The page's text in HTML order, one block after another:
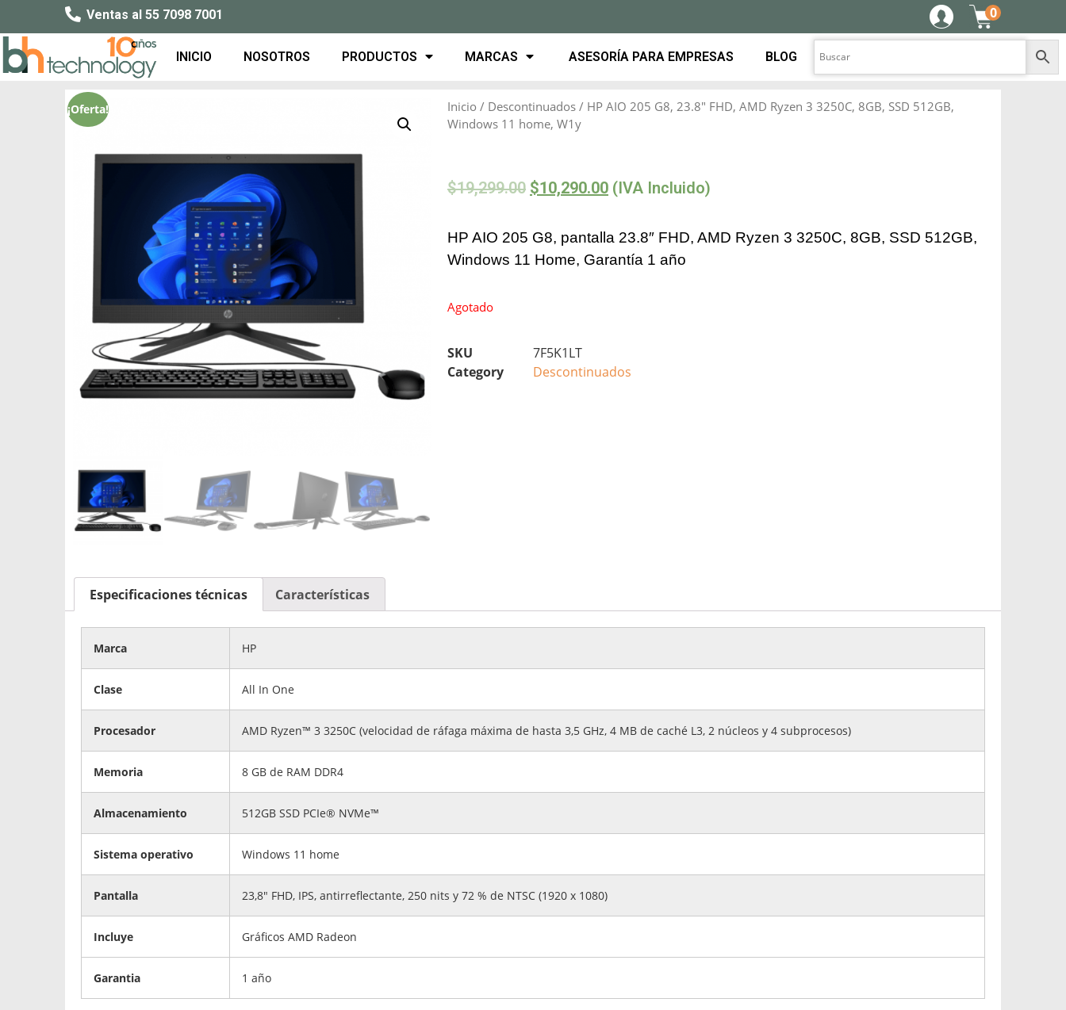
Ventas al 55 7098 7001 0
INICIO NOSOTROS PRODUCTOS MARCAS ASESORÍA PARA EMPRESAS BLOG
¡Oferta! Inicio / Descontinuados / HP AIO 205 G8, 23.8″ FHD, AMD Ryzen 3 3250C, 8GB, SSD 512GB,
Windows 11 home, W1y
$19,299.00 $10,290.00 (IVA Incluido)
HP AIO 205 G8, pantalla 23.8″ FHD, AMD Ryzen 3 3250C, 8GB, SSD 512GB,
Windows 11 Home, Garantía 1 año
Agotado
SKU
7F5K1LT
Category
Descontinuados
Especificaciones técnicas Características
Marca HP
Clase All In One
Procesador AMD Ryzen™ 3 3250C (velocidad de ráfaga máxima de hasta 3,5 GHz, 4 MB de caché L3, 2 núcleos y 4 subprocesos)
Memoria 8 GB de RAM DDR4
Almacenamiento 512GB SSD PCIe® NVMe™
Sistema operativo Windows 11 home
Pantalla 23,8" FHD, IPS, antirreflectante, 250 nits y 72 % de NTSC (1920 x 1080)
Incluye Gráficos AMD Radeon
Garantia 1 año